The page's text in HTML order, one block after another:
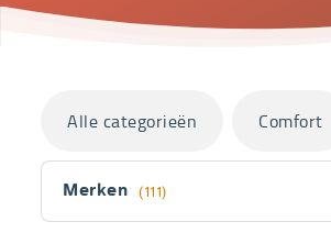
Filter
Merken (111)
Alle categorieën Comfort